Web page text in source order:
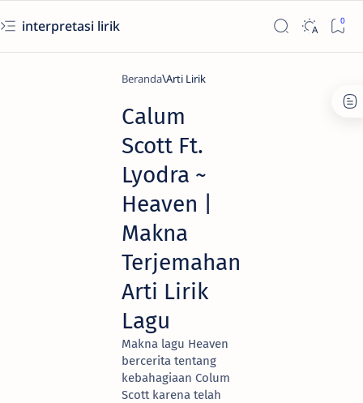
interpretasi lirik
Beranda Arti Lirik
Calum
Scott Ft.
Lyodra ~
Heaven |
Makna
Terjemahan
Arti Lirik
Lagu
Makna lagu Heaven
bercerita tentang
kebahagiaan Colum
Scott karena telah